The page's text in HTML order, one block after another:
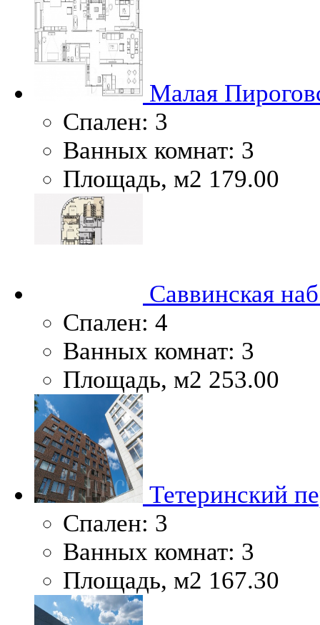
Малая
Спален: 3
Ванных комнат: 3
Площадь, м2 179.00
Саввинская
Спален: 4
Ванных комнат: 3
Площадь, м2 253.00
Тетеринский
Спален: 3
Ванных комнат: 3
Площадь, м2 167.30